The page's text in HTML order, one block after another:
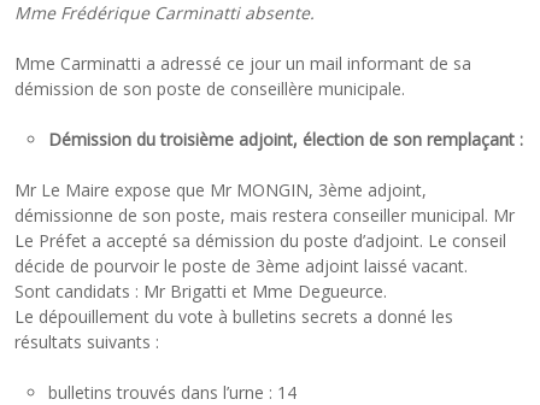
Mme Frédérique Carminatti absente.
Mme Carminatti a adressé ce jour un mail informant de sa
démission de son poste de conseillère municipale.
Démission du troisième adjoint, élection de son remplaçant :
Mr Le Maire expose que Mr MONGIN, 3ème adjoint,
démissionne de son poste, mais restera conseiller municipal. Mr
Le Préfet a accepté sa démission du poste d’adjoint. Le conseil
décide de pourvoir le poste de 3ème adjoint laissé vacant.
Sont candidats : Mr Brigatti et Mme Degueurce.
Le dépouillement du vote à bulletins secrets a donné les
résultats suivants :
bulletins trouvés dans l’urne : 14